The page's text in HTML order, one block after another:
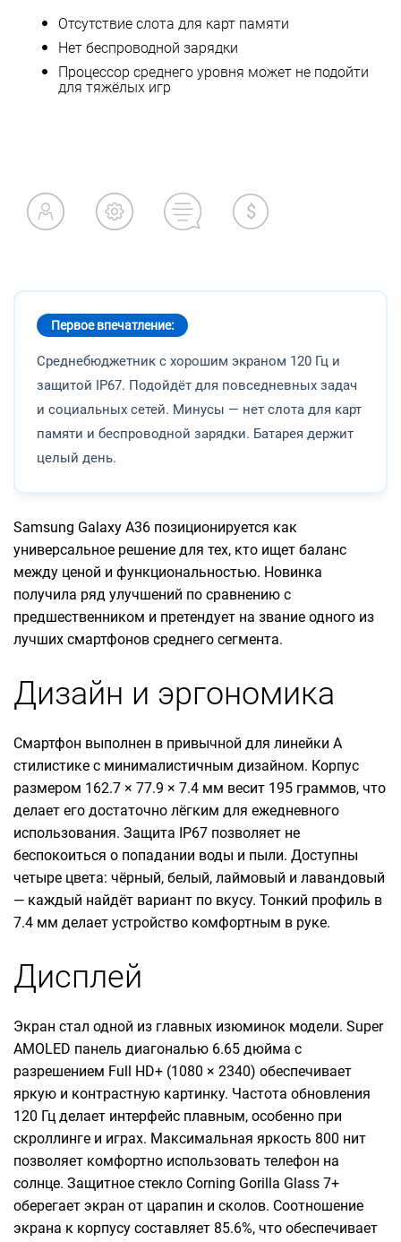
Отсутствие слота для карт памяти
Нет беспроводной зарядки
Процессор среднего уровня может не подойти
для тяжёлых игр
Первое впечатление:
Среднебюджетник с хорошим экраном 120 Гц и
защитой IP67. Подойдёт для повседневных задач
и социальных сетей. Минусы — нет слота для карт
памяти и беспроводной зарядки. Батарея держит
целый день.
Samsung Galaxy A36 позиционируется как
универсальное решение для тех, кто ищет баланс
между ценой и функциональностью. Новинка
получила ряд улучшений по сравнению с
предшественником и претендует на звание одного из
лучших смартфонов среднего сегмента.
Дизайн и эргономика
Смартфон выполнен в привычной для линейки A
стилистике с минималистичным дизайном. Корпус
размером 162.7 × 77.9 × 7.4 мм весит 195 граммов, что
делает его достаточно лёгким для ежедневного
использования. Защита IP67 позволяет не
беспокоиться о попадании воды и пыли. Доступны
четыре цвета: чёрный, белый, лаймовый и лавандовый
— каждый найдёт вариант по вкусу. Тонкий профиль в
7.4 мм делает устройство комфортным в руке.
Дисплей
Экран стал одной из главных изюминок модели. Super
AMOLED панель диагональю 6.65 дюйма с
разрешением Full HD+ (1080 × 2340) обеспечивает
яркую и контрастную картинку. Частота обновления
120 Гц делает интерфейс плавным, особенно при
скроллинге и играх. Максимальная яркость 800 нит
позволяет комфортно использовать телефон на
солнце. Защитное стекло Corning Gorilla Glass 7+
оберегает экран от царапин и сколов. Соотношение
экрана к корпусу составляет 85.6%, что обеспечивает